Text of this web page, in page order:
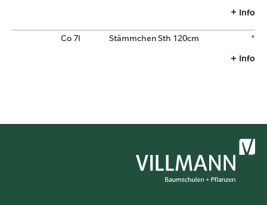
Info
Co 7l StämmchenSth 120cm *
Info